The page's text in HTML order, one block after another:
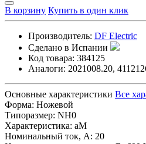
В корзину Купить в один клик
Производитель: DF Electric
Сделано в Испании
Код товара: 384125
Аналоги: 2021008.20,
Основные характеристики Все
Форма: Ножевой
Типоразмер: NH0
Характеристика: aM
Номинальный ток, А: 20